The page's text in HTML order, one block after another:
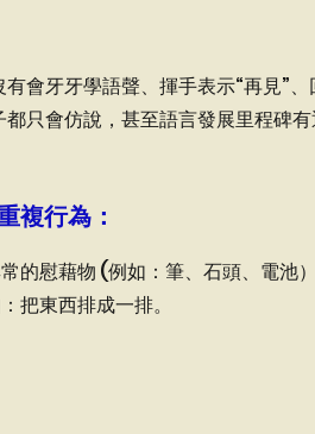
會牙牙學語聲、揮手表示“再見”、
都只會仿說，甚至語言發展里程碑
複行為：
的慰藉物 (例如：筆、石頭、電池）
把東西排成一排。